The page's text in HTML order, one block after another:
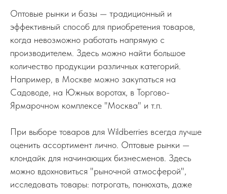
Оптовые рынки и базы — традиционный и
эффективный способ для приобретения товаров,
когда невозможно работать напрямую с
производителем. Здесь можно найти большое
количество продукции различных категорий.
Например, в Москве можно закупаться на
Садоводе, на Южных воротах, в Торгово-
Ярмарочном комплексе "Москва" и т.п.
При выборе товаров для Wildberries всегда лучше
оценить ассортимент лично. Оптовые рынки —
клондайк для начинающих бизнесменов. Здесь
можно вдохновиться "рыночной атмосферой",
исследовать товары: потрогать, понюхать, даже